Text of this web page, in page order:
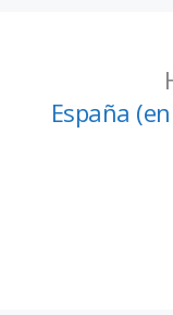
España